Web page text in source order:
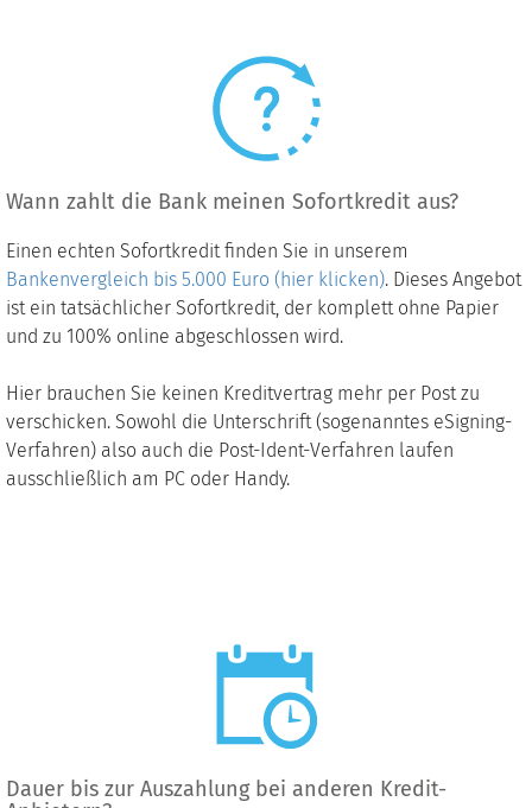
Wann zahlt die Bank meinen Sofortkredit aus?
Einen echten Sofortkredit finden Sie in unserem
Bankenvergleich bis 5.000 Euro (hier klicken). Dieses Angebot
ist ein tatsächlicher Sofortkredit, der komplett ohne Papier
und zu 100% online abgeschlossen wird.
Hier brauchen Sie keinen Kreditvertrag mehr per Post zu
verschicken. Sowohl die Unterschrift (sogenanntes eSigning-
Verfahren) also auch die Post-Ident-Verfahren laufen
ausschließlich am PC oder Handy.
Dauer bis zur Auszahlung bei anderen Kredit-